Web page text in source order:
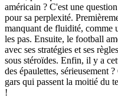
américain ? C'est une
pour sa perplexité.
manquant de fluidité, comme
les pas. Ensuite, le football
avec ses stratégies et ses
sous stéroïdes. Enfin, il y a
des épaulettes, sérieusement
gars qui passent la moitié du
!